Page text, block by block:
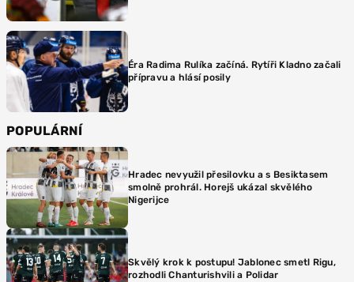
Éra Radima Rulíka začíná. Rytíři Kladno začali
přípravu a hlásí posily
POPULÁRNÍ
Hradec nevyužil přesilovku a s Besiktasem
smolně prohrál. Horejš ukázal skvělého
Nigerijce
Skvělý krok k postupu! Jablonec smetl Rigu,
rozhodli Chanturishvili a Polidar